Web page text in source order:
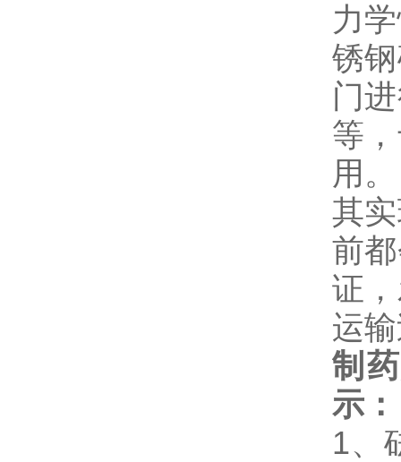
力
锈
门
等
用。
其
前
证
运
制
示：
1、